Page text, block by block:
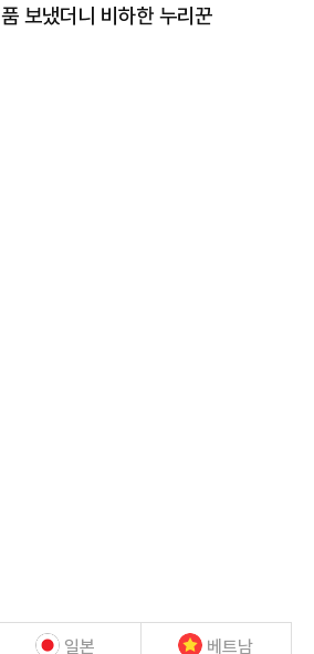
품 보냈더니 비하한 누리꾼
일본 베트남